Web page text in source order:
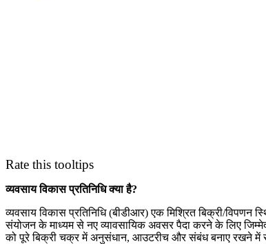
Rate this tooltips
व्यवसाय विकास प्रतिनिधि क्या है?
व्यवसाय विकास प्रतिनिधि (बीडीआर) एक मिश्रित बिक्री/
संयोजन के माध्यम से नए व्यावसायिक अवसर पैदा करने के लिए
को पूरे बिक्री चक्र में अनुसंधान, आउटरीच और संबंध बनाए रखने में